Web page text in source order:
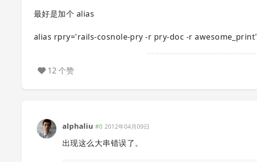
最好是加个 alias
alias rpry='rails-cosnole-pry -r pry-doc -r awesome_print'
12 个赞
alphaliu #0 2012年04月09日
出现这么大串错误了。